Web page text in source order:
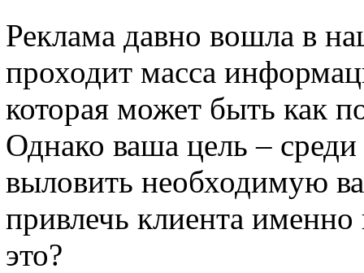
Реклама давно вошла в
проходит масса
которая может быть как
Однако ваша цель –
выловить необходимую
привлечь клиента именно
это?